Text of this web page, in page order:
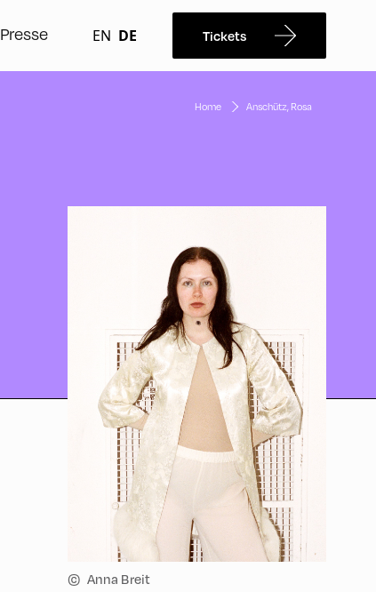
Presse EN DE Tickets
Home Anschütz, Rosa
© Anna Breit